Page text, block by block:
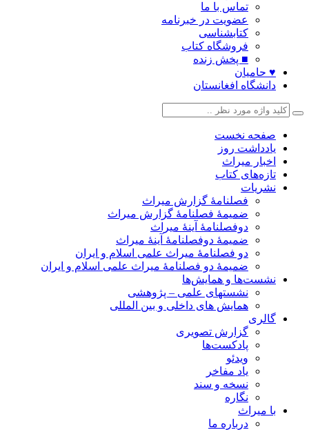
تماس با ما
عضویت در خبرنامه
کتابشناسی
فروشگاه کتاب
■ پخش زنده
♥ حامیان
دانشگاه افغانستان
صفحه نخست
یادداشت روز
اخبار میراث
تازه‌های کتاب
نشریات
فصلنامۀ گزارش میراث
ضمیمۀ فصلنامۀ گزارش میراث
دوفصلنامۀ آینۀ میراث
ضمیمۀ دوفصلنامۀ آینۀ میراث
دو فصلنامۀ میراث علمی اسلام و ایران
ضمیمۀ دو فصلنامۀ میراث علمی اسلام و ایران
نشست‌ها و همایش‌ها
نشستهای علمی – پژوهشی
همایش های داخلی و بین المللی
گالری
گزارش تصویری
پادکست‌ها
ویدئو
یاد مفاخر
نسخه و سند
نگاره
با میراث
درباره ما